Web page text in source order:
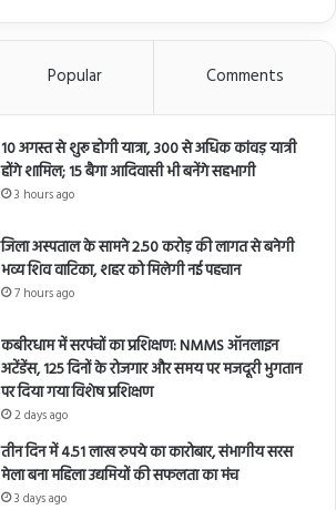
Popular Comments
10 अगस्त से शुरू होगी यात्रा, 300 से अधिक कांवड़ यात्री
होंगे शामिल; 15 बैगा आदिवासी भी बनेंगे सहभागी
3 hours ago
जिला अस्पताल के सामने 2.50 करोड़ की लागत से बनेगी
भव्य शिव वाटिका, शहर को मिलेगी नई पहचान
7 hours ago
कबीरधाम में सरपंचों का प्रशिक्षण: NMMS ऑनलाइन
अटेंडेंस, 125 दिनों के रोजगार और समय पर मजदूरी भुगतान
पर दिया गया विशेष प्रशिक्षण
2 days ago
तीन दिन में 4.51 लाख रुपये का कारोबार, संभागीय सरस
मेला बना महिला उद्यमियों की सफलता का मंच
3 days ago